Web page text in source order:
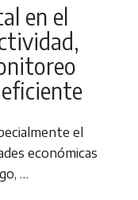
en el
el
económicas
…